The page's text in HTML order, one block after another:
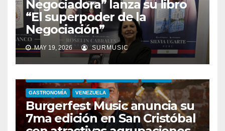
Negociadora” lanza su libro
“El superpoder de la
Negociación”
MAY 19, 2026 SURMUSIC
GASTRONOMÍA VENEZUELA
Burgerfest Music anuncia su
7ma edición en San Cristóbal